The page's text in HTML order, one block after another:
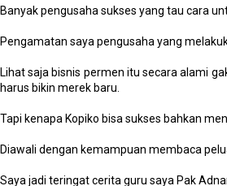
Banyak pengusaha sukses yang tau cara
Pengamatan saya pengusaha yang
Lihat saja bisnis permen itu secara alami
harus bikin merek baru.
Tapi kenapa Kopiko bisa sukses bahkan
Diawali dengan kemampuan membaca
Saya jadi teringat cerita guru saya Pak